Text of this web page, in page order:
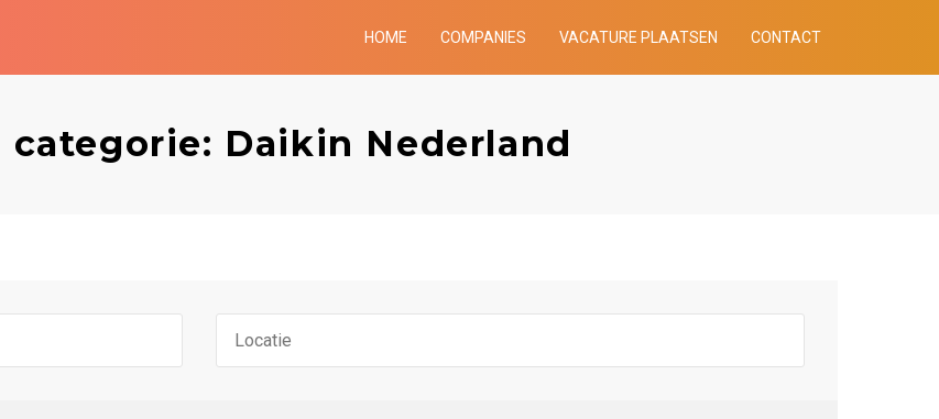
HOME COMPANIES VACATURE PLAATSEN CONTACT
categorie: Daikin Nederland